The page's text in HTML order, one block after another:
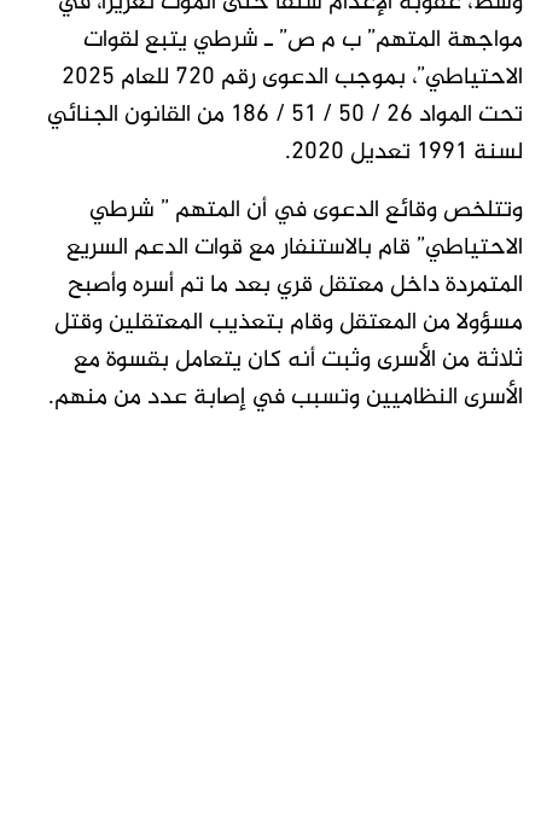
مواجهة المتهم” ب م ص” ـ شرطي يتبع لقوات
الاحتياطي”، بموجب الدعوى رقم 720 للعام 2025
تحت المواد 26 / 50 / 51 / 186 من القانون الجنائي
لسنة 1991 تعديل 2020.
وتتلخص وقائع الدعوى في أن المتهم ” شرطي
الاحتياطي” قام بالاستنفار مع قوات الدعم السريع
المتمردة داخل معتقل قري بعد ما تم أسره وأصبح
مسؤولا من المعتقل وقام بتعذيب المعتقلين وقتل
ثلاثة من الأسرى وثبت أنه كان يتعامل بقسوة مع
الأسرى النظاميين وتسبب في إصابة عدد من منهم.